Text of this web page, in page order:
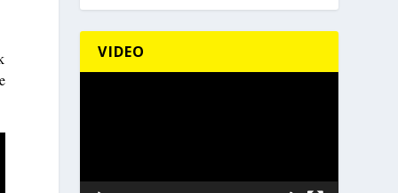
VIDEO